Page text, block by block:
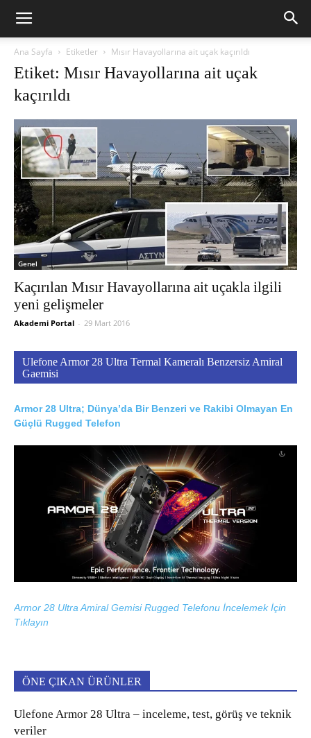
Ana Sayfa Etiketler Mısır Havayollarına ait uçak kaçırıldı
Etiket: Mısır Havayollarına ait uçak
kaçırıldı
Genel
Kaçırılan Mısır Havayollarına ait uçakla ilgili
yeni gelişmeler
Akademi Portal - 29 Mart 2016
Ulefone Armor 28 Ultra Termal Kameralı Benzersiz Amiral
Gaemisi
Armor 28 Ultra; Dünya’da Bir Benzeri ve Rakibi Olmayan En
Güçlü Rugged Telefon
Armor 28 Ultra Amiral Gemisi Rugged Telefonu İncelemek İçin
Tıklayın
ÖNE ÇIKAN ÜRÜNLER
Ulefone Armor 28 Ultra – inceleme, test, görüş ve teknik
veriler